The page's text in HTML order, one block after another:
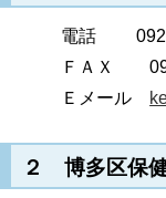
電話 092-
ＦＡＸ
Ｅメール
２ 博多区保